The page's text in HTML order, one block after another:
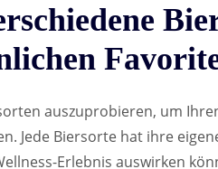
auszuprobieren, um
Jede Biersorte hat ihre
Erlebnis auswirken